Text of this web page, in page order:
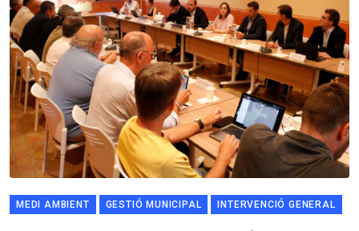
MEDI AMBIENT GESTIÓ MUNICIPAL INTERVENCIÓ GENERAL